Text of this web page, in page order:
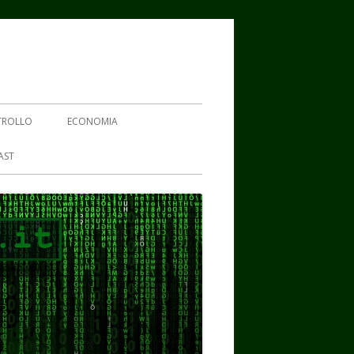
ECONOMIA